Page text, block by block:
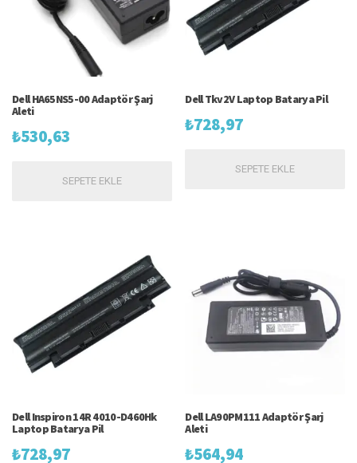
Dell HA65NS5-00 Adaptör Şarj
Aleti
₺530,63
SEPETE EKLE
Dell Tkv2V Laptop Batarya Pil
₺728,97
SEPETE EKLE
Dell Inspiron 14R 4010-D460Hk
Laptop Batarya Pil
₺728,97
Dell LA90PM111 Adaptör Şarj
Aleti
₺564,94